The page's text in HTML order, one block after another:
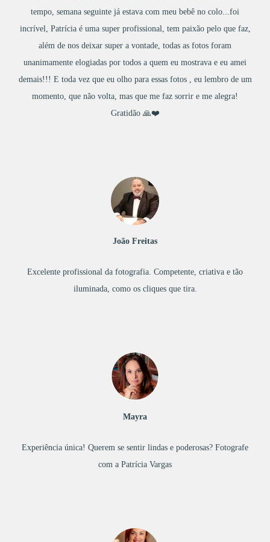
tempo, semana seguinte já estava com meu bebê no colo...foi
incrível, Patrícia é uma super profissional, tem paixão pelo que faz,
além de nos deixar super a vontade, todas as fotos foram
unanimamente elogiadas por todos a quem eu mostrava e eu amei
demais!!! E toda vez que eu olho para essas fotos , eu lembro de um
momento, que não volta, mas que me faz sorrir e me alegra!
Gratidão 🙏❤️
Excelente profissional da fotografia. Competente, criativa e tão
iluminada, como os cliques que tira.
João Freitas
Experiência única! Querem se sentir lindas e poderosas? Fotografe
com a Patrícia Vargas
Mayra